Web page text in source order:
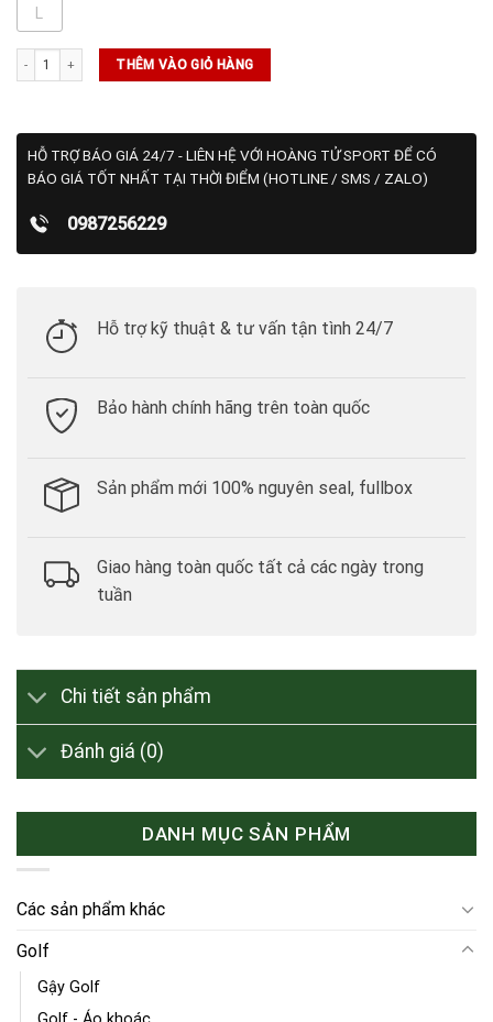
Áo Golf Polo Adidas Two In One Chest Logo Layered Shirt_GM0769 số lượng
THÊM VÀO GIỎ HÀNG
HỖ TRỢ BÁO GIÁ 24/7 - LIÊN HỆ VỚI HOÀNG TỬ SPORT ĐỂ CÓ
BÁO GIÁ TỐT NHẤT TẠI THỜI ĐIỂM (HOTLINE / SMS / ZALO)
0987256229
Hỗ trợ kỹ thuật & tư vấn tận tình 24/7
Bảo hành chính hãng trên toàn quốc
Sản phẩm mới 100% nguyên seal, fullbox
Giao hàng toàn quốc tất cả các ngày trong
tuần
Chi tiết sản phẩm
Đánh giá (0)
DANH MỤC SẢN PHẨM
Các sản phẩm khác
Golf
Gậy Golf